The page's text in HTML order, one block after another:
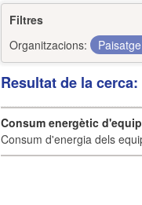
Filtres
Organitzacions:
Resultat de la
Consum energètic
Consum d'energia dels